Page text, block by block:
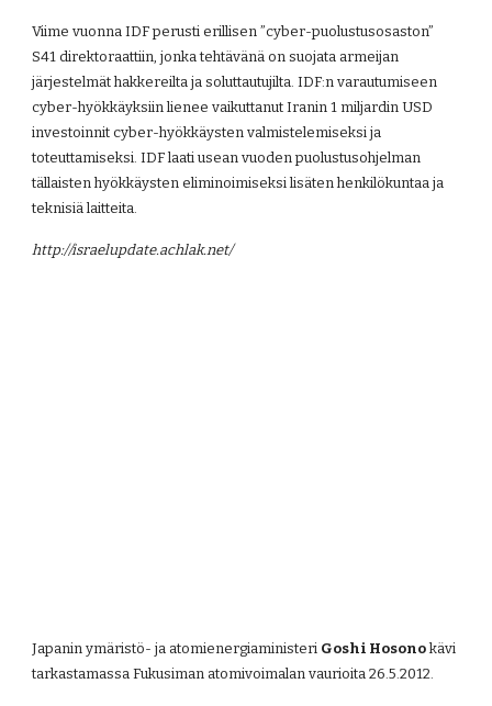
Viime vuonna IDF perusti erillisen ”cyber-puolustusosaston”
S41 direktoraattiin, jonka tehtävänä on suojata armeijan
järjestelmät hakkereilta ja soluttautujilta. IDF:n varautumiseen
cyber-hyökkäyksiin lienee vaikuttanut Iranin 1 miljardin USD
investoinnit cyber-hyökkäysten valmistelemiseksi ja
toteuttamiseksi. IDF laati usean vuoden puolustusohjelman
tällaisten hyökkäysten eliminoimiseksi lisäten henkilökuntaa ja
teknisiä laitteita.
http://israelupdate.achlak.net/
Japanin ymäristö- ja atomienergiaministeri Goshi Hosono kävi
tarkastamassa Fukusiman atomivoimalan vaurioita 26.5.2012.